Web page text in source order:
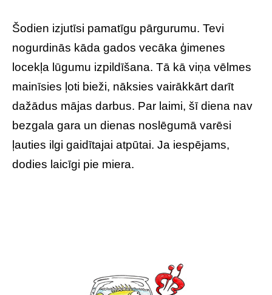
Šodien izjutīsi pamatīgu pārgurumu. Tevi
nogurdinās kāda gados vecāka ģimenes
locekļa lūgumu izpildīšana. Tā kā viņa vēlmes
mainīsies ļoti bieži, nāksies vairākkārt darīt
dažādus mājas darbus. Par laimi, šī diena nav
bezgala gara un dienas noslēgumā varēsi
ļauties ilgi gaidītajai atpūtai. Ja iespējams,
dodies laicīgi pie miera.